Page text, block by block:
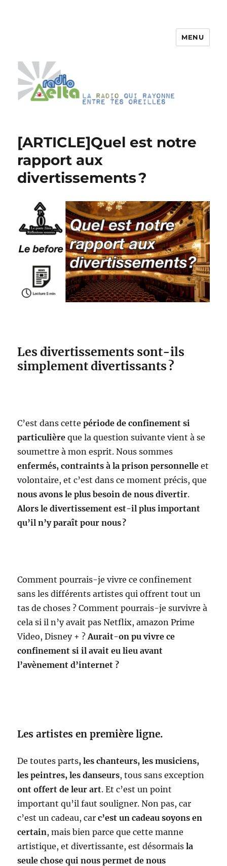
MENU
[ARTICLE]Quel est notre
rapport aux
divertissements ?
Les divertissements sont-ils
simplement divertissants ?
C’est dans cettepériode de confinement si
particulière que la question suivante vient à se
soumettre à mon esprit. Nous sommes
enfermés, contraints à la prison personnelle et
volontaire, et c’est dans ce moment précis, que
nous avons le plus besoin de nous divertir.
Alors le divertissement est-il plus important
qu’il n’y paraît pour nous ?
Comment pourrais-je vivre ce confinement
sans les différents artistes qui offrent tout un
tas de choses ? Comment pourrais-je survivre à
cela si il n’y avait pas Netflix, amazon Prime
Video, Disney + ?Aurait-on pu vivre ce
confinement si il avait eu lieu avant
l’avènement d’internet ?
Les artistes en première ligne.
De toutes parts, les chanteurs, les musiciens,
les peintres, les danseurs, tous sans exception
ont offert de leur art. Et c’est un point
important qu’il faut souligner. Non pas, car
c’est un cadeau, carc’est un cadeau soyons en
certain, mais bien parce que cette manne
artistique, et divertissante, est désormaisla
seule chose qui nous permet de nous